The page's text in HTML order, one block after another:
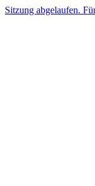
Sitzung abgelaufen.